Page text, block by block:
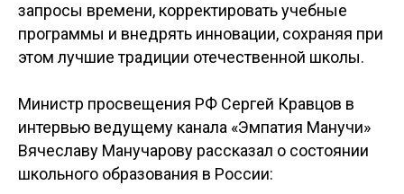
запросы времени, корректировать учебные
программы и внедрять инновации, сохраняя при
этом лучшие традиции отечественной школы.
Министр просвещения РФ Сергей Кравцов в
интервью ведущему канала «Эмпатия Манучи»
Вячеславу Манучарову рассказал о состоянии
школьного образования в России: